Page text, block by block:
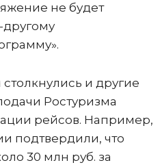
не будет
другому
и другие
Ростуризма
рейсов. Например,
подтвердили, что
30 млн руб. за